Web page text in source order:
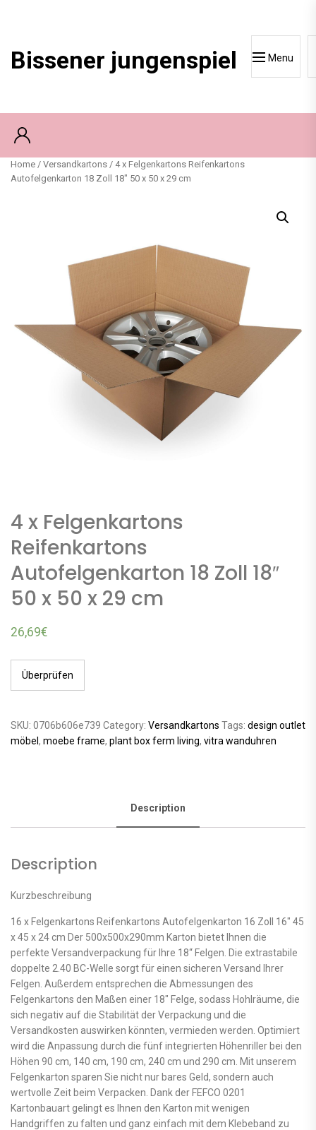
Bissener jungenspiel Menu
Home / Versandkartons / 4 x Felgenkartons Reifenkartons
Autofelgenkarton 18 Zoll 18″ 50 x 50 x 29 cm
4 x Felgenkartons
Reifenkartons
Autofelgenkarton 18 Zoll 18″
50 x 50 x 29 cm
26,69€
Überprüfen
SKU: 0706b606e739 Category: Versandkartons Tags: design outlet
möbel , moebe frame, plant box ferm living, vitra wanduhren
Description
Description
Kurzbeschreibung
16 x Felgenkartons Reifenkartons Autofelgenkarton 16 Zoll 16″ 45
x 45 x 24 cm Der 500x500x290mm Karton bietet Ihnen die
perfekte Versandverpackung für Ihre 18“ Felgen. Die extrastabile
doppelte 2.40 BC-Welle sorgt für einen sicheren Versand Ihrer
Felgen. Außerdem entsprechen die Abmessungen des
Felgenkartons den Maßen einer 18″ Felge, sodass Hohlräume, die
sich negativ auf die Stabilität der Verpackung und die
Versandkosten auswirken könnten, vermieden werden. Optimiert
wird die Anpassung durch die fünf integrierten Höhenriller bei den
Höhen 90 cm, 140 cm, 190 cm, 240 cm und 290 cm. Mit unserem
Felgenkarton sparen Sie nicht nur bares Geld, sondern auch
wertvolle Zeit beim Verpacken. Dank der FEFCO 0201
Kartonbauart gelingt es Ihnen den Karton mit wenigen
Handgriffen zu falten und ganz einfach mit dem Klebeband zu